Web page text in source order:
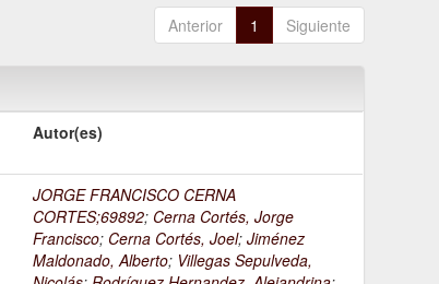
Anterior 1 Siguiente
Autor(es)
JORGE FRANCISCO CERNA
CORTES;69892; Cerna Cortés, Jorge
Francisco; Cerna Cortés, Joel;Jiménez
Maldonado, Alberto; Villegas Sepulveda,